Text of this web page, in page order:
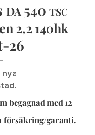
DA 540 TSC
2,2 140hk
26
nya
begagnad med 12
försäkring/garanti.